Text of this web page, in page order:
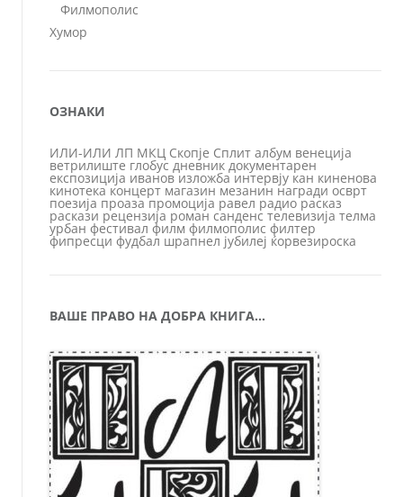
Филмополис
Хумор
ОЗНАКИ
ИЛИ-ИЛИ ЛП МКЦ Скопје Сплит албум венеција
ветрилиште глобус дневник документарен
експозиција иванов изложба интервју кан киненова
кинотека концерт магазин мезанин награди осврт
поезија проаза промоција равел радио расказ
раскази рецензија роман санденс телевизија телма
урбан фестивал филм филмополис филтер
фипресци фудбал шрапнел јубилеј ќорвезироска
ВАШЕ ПРАВО НА ДОБРА КНИГА…